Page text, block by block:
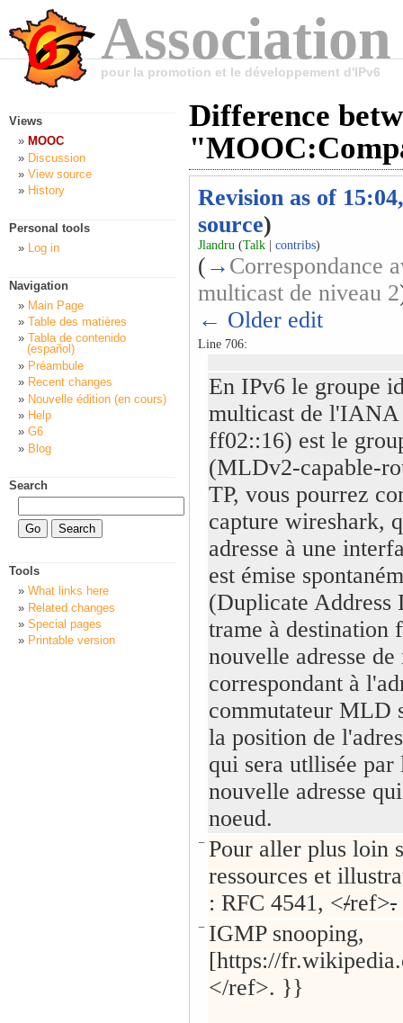
pour la promotion et le développement d'IPv6
Difference
Revision as of
source)
Jlandru (Talk contribs)
( → Correspondance
multicast de niveau 2
← Older edit
Line 706:
En IPv6 le groupe
multicast de l'IANA
ff02::16) est le
(MLDv2-capable-
TP, vous pourrez
capture wireshark,
adresse à une
est émise
(Duplicate Address
trame à destination
nouvelle adresse
correspondant à
commutateur MLD
la position de
qui sera utllisée
nouvelle adresse
noeud.
− Pour aller plus loin
ressources et
: RFC 4541, </ref>.
− IGMP snooping,
[https://
</ref>. }}
Views
MOOC
Discussion
View source
History
Personal tools
Log in
Navigation
Main Page
Table des matières
Tabla de contenido
(español)
Préambule
Recent changes
Nouvelle édition (en cours)
Help
G6
Blog
Search
Tools
What links here
Related changes
Special pages
Printable version